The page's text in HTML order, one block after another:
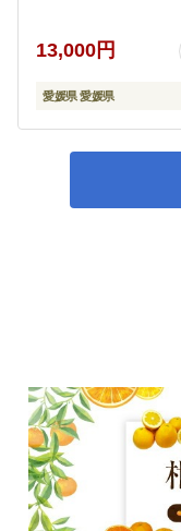
13,000円
愛媛県 愛媛県